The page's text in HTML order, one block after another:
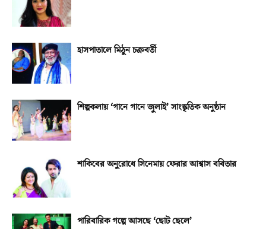
হাসপাতালে মিঠুন চক্রবর্তী
শিল্পকলায় ‘গানে গানে জুলাই’ সাংস্কৃতিক অনুষ্ঠান
শাকিবের অনুরোধে সিনেমায় ফেরার আশ্বাস ববিতার
পারিবারিক গল্পে আসছে ‘ছোট ছেলে’